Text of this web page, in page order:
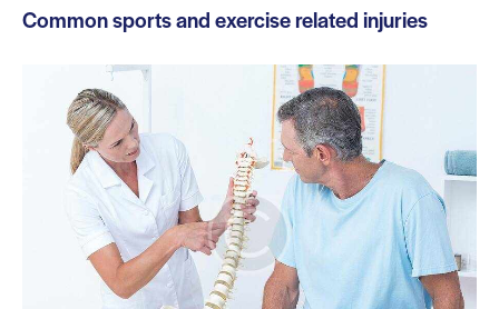
Common sports and exercise related injuries